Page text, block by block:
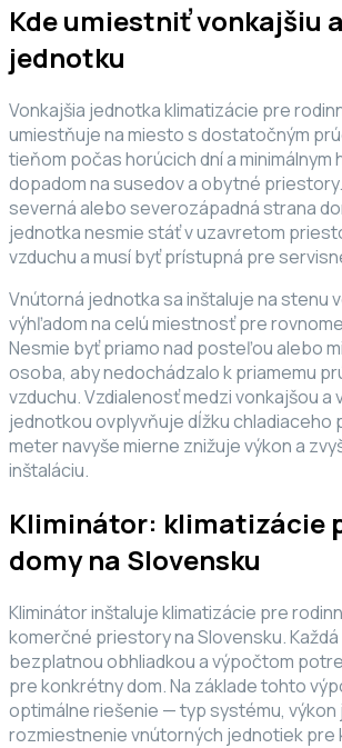
Kde umiestniť vonkajšiu
jednotku
Vonkajšia jednotka klimatizácie pre
umiestňuje na miesto s dostatočným
tieňom počas horúcich dní a minimálnym
dopadom na susedov a obytné
severná alebo severozápadná strana
jednotka nesmie stáť v uzavretom
vzduchu a musí byť prístupná pre
Vnútorná jednotka sa inštaluje na stenu
výhľadom na celú miestnosť pre
Nesmie byť priamo nad posteľou alebo
osoba, aby nedochádzalo k priamemu
vzduchu. Vzdialenosť medzi vonkajšou a
jednotkou ovplyvňuje dĺžku chladiaceho
meter navyše mierne znižuje výkon a
inštaláciu.
Kliminátor: klimatizácie
domy na Slovensku
Kliminátor inštaluje klimatizácie pre
komerčné priestory na Slovensku.
bezplatnou obhliadkou a výpočtom
pre konkrétny dom. Na základe tohto
optimálne riešenie — typ systému, výkon
rozmiestnenie vnútorných jednotiek pre